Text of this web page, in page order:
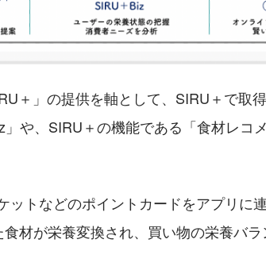
＋」の提供を軸として、SIRU＋で取
や、SIRU＋の機能である「食材レコ
ットなどのポイントカードをアプリに
材が栄養変換され、買い物の栄養バ